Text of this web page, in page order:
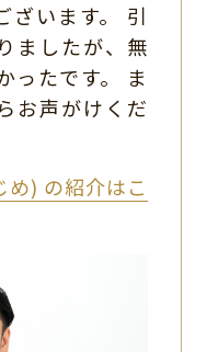
ざいます。 引
ましたが、無
ったです。 ま
お声がけくだ
) の紹介はこ